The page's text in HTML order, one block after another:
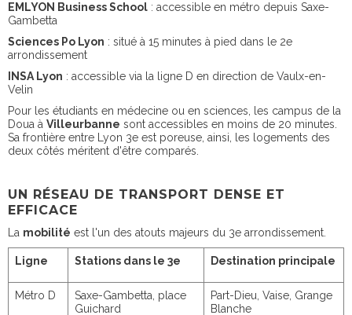
EMLYON Business School : accessible en métro depuis Saxe-
Gambetta
Sciences Po Lyon : situé à 15 minutes à pied dans le 2e
arrondissement
INSA Lyon : accessible via la ligne D en direction de Vaulx-en-
Velin
Pour les étudiants en médecine ou en sciences, les campus de la
Doua à Villeurbanne sont accessibles en moins de 20 minutes.
Sa frontière entre Lyon 3e est poreuse, ainsi, les logements des
deux côtés méritent d'être comparés.
UN RÉSEAU DE TRANSPORT DENSE ET
EFFICACE
La mobilité est l'un des atouts majeurs du 3e arrondissement.
Ligne Stations dans le 3e Destination principale
Métro D
Saxe-Gambetta, place
Guichard
Part-Dieu, Vaise, Grange
Blanche